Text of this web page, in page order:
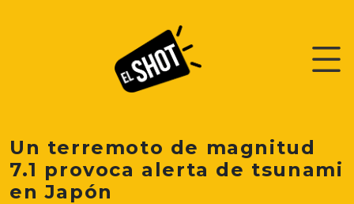
Un terremoto de magnitud
7.1 provoca alerta de tsunami
en Japón